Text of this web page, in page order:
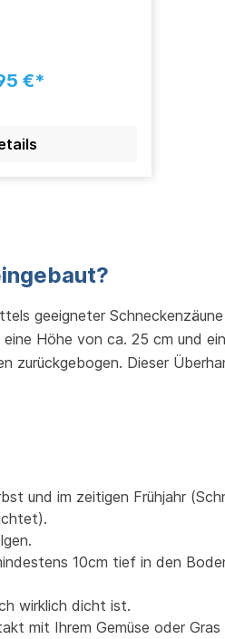
€*
geeigneter
Höhe von ca. 25 cm und
zurückgebogen. Dieser
und im zeitigen Frühjahr
10cm tief in den
wirklich dicht ist.
mit Ihrem Gemüse oder Gras